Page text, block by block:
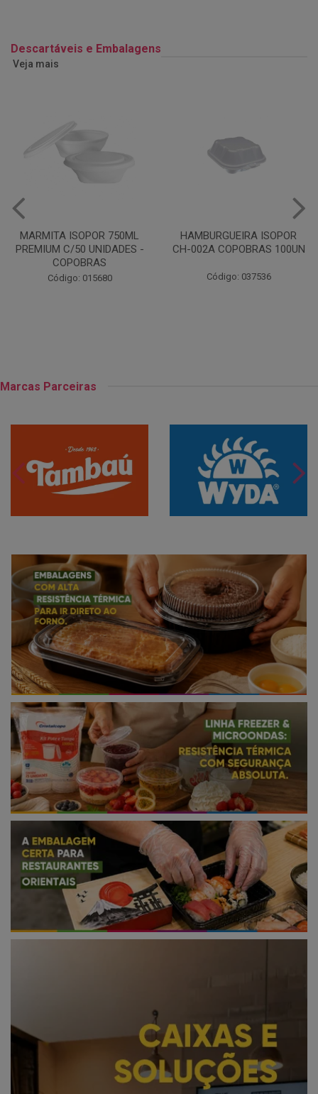
Descartáveis e Embalagens
Veja mais
HAMBURGUEIRA ISOPOR
CH-002A COPOBRAS 100UN
Código: 037536
PRATO PAPELAO PINHO N04
C100
Código: 000738
Marcas Parceiras